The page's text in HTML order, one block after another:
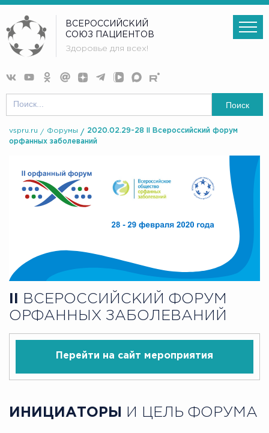
ВСЕРОССИЙСКИЙ
СОЮЗ ПАЦИЕНТОВ
Здоровье для всех!
Поиск
vspru.ru Форумы
2020.02.29-28 II Всероссийский форум
орфанных заболеваний
ВСЕРОССИЙСКИЙ ФОРУМ
ОРФАННЫХ ЗАБОЛЕВАНИЙ
Перейти на сайт мероприятия
ИНИЦИАТОРЫ И ЦЕЛЬ ФОРУМА